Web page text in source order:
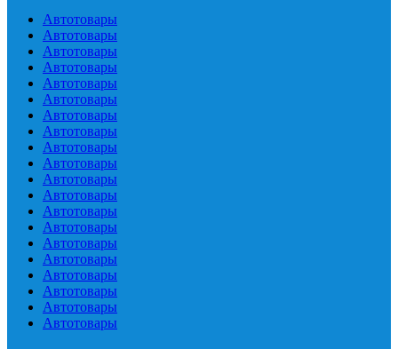
Автотовары
Автотовары
Автотовары
Автотовары
Автотовары
Автотовары
Автотовары
Автотовары
Автотовары
Автотовары
Автотовары
Автотовары
Автотовары
Автотовары
Автотовары
Автотовары
Автотовары
Автотовары
Автотовары
Автотовары